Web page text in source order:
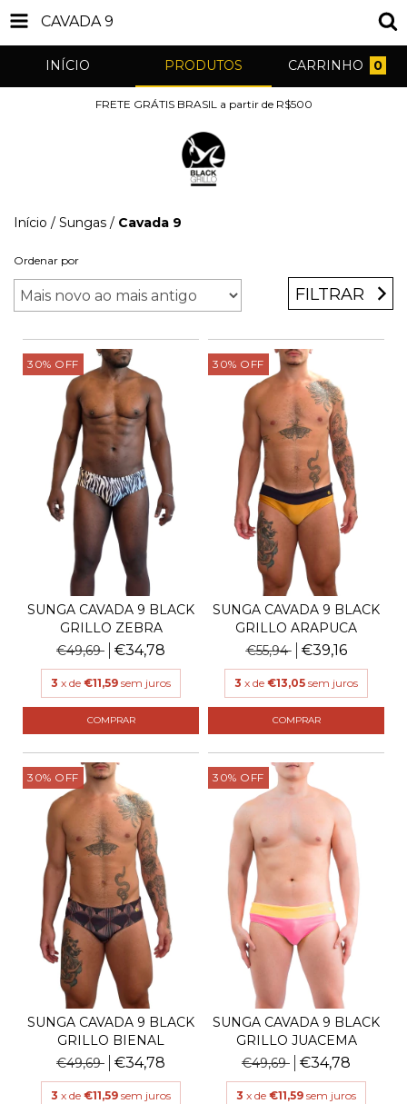
CAVADA 9
INÍCIO PRODUTOS CARRINHO 0
FRETE GRÁTIS BRASIL a partir de R$500
Início / Sungas / Cavada 9
Ordenar por
FILTRAR
30% OFF
SUNGA CAVADA 9 BLACK
GRILLO ZEBRA
€49,69
€34,78
3 x de €11,59 sem juros
COMPRAR
30% OFF
SUNGA CAVADA 9 BLACK
GRILLO ARAPUCA
€55,94
€39,16
3 x de €13,05 sem juros
COMPRAR
30% OFF
SUNGA CAVADA 9 BLACK
GRILLO BIENAL
€49,69
€34,78
3 x de €11,59 sem juros
30% OFF
SUNGA CAVADA 9 BLACK
GRILLO JUACEMA
€49,69
€34,78
3 x de €11,59 sem juros